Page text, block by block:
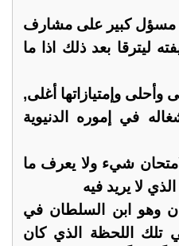
مسؤل كبير على مشارف
ليترقا بعد ذلك اذا ما
وأحلى وإمتيازاتها أغلى,
في إموره الدنيوية
شيء ولا يعرف ما
لا يريد فيه
وهو ابن السلطان في
اللحظة الذي كان